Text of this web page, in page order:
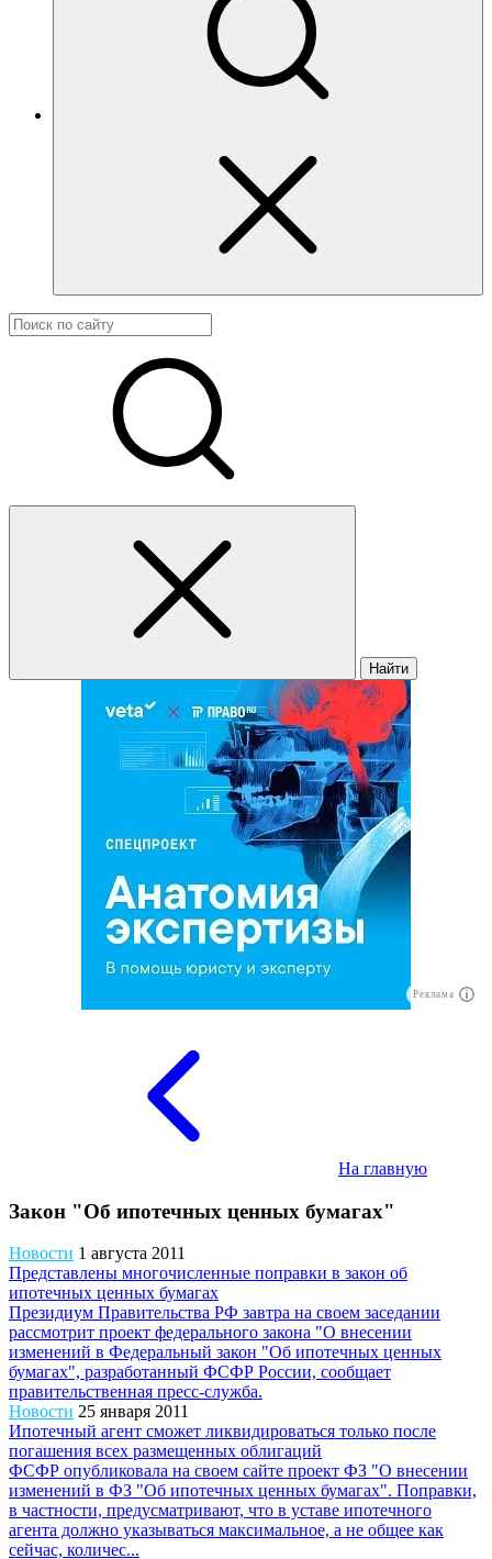
Найти
Реклама
На главную
Закон "Об ипотечных ценных бумагах"
Новости 1 августа 2011
Представлены многочисленные поправки в закон об
ипотечных ценных бумагах
Президиум Правительства РФ завтра на своем заседании
рассмотрит проект федерального закона "О внесении
изменений в Федеральный закон "Об ипотечных ценных
бумагах", разработанный ФСФР России, сообщает
правительственная пресс-служба.
Новости 25 января 2011
Ипотечный агент сможет ликвидироваться только после
погашения всех размещенных облигаций
ФСФР опубликовала на своем сайте проект ФЗ "О внесении
изменений в ФЗ "Об ипотечных ценных бумагах". Поправки,
в частности, предусматривают, что в уставе ипотечного
агента должно указываться максимальное, а не общее как
сейчас, количес...